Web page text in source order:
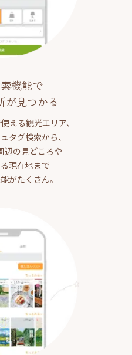
機能で
が見つかる
える観光エリア、
タグ検索から、
辺の見どころや
現在地まで
がたくさん。